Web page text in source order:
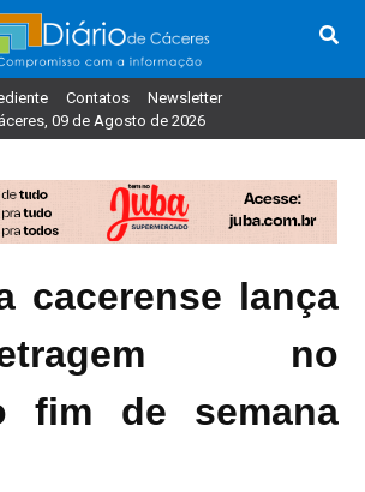
Contatos
Newsletter
09 de Agosto de 2026
cacerense lança
no
fim de semana